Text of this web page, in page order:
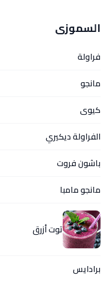
السموزى
فراولة
مانجو
كيوى
الفراولة ديكيري
باشون فروت
مانجو مامبا
توت أزرق
برادايس